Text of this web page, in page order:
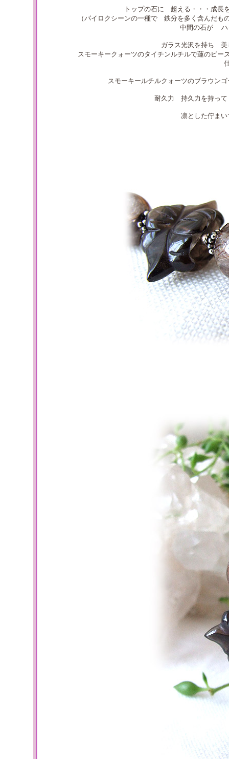
トップの石に 超える・・・成長
（パイロクシーンの一種で 鉄分を多く含んだ
中間の石が ハ
ガラス光沢を持ち
スモーキークォーツのタイチンルチルで蓮のビ
スモーキールチルクォーツのブラウン
耐久力 持久力を持って
凛とした佇ま